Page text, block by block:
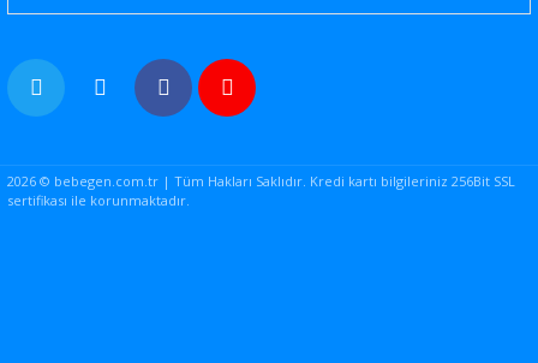
2026 © bebegen.com.tr | Tüm Hakları Saklıdır. Kredi kartı bilgileriniz 256Bit SSL
sertifikası ile korunmaktadır.